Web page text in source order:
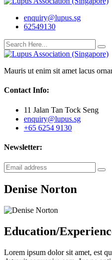
enquiry@lupus.sg
62549130
Mauris ut enim sit amet lacus
Contact Info:
11 Jalan Tan Tock Seng
enquiry@lupus.sg
+65 6254 9130
Newsletter:
Denise Norton
Education/
Lorem ipsum dolor sit amet, est